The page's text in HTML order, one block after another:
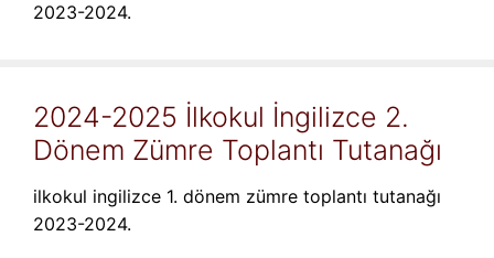
2023-2024.
2024-2025 İlkokul İngilizce 2.
Dönem Zümre Toplantı Tutanağı
ilkokul ingilizce 1. dönem zümre toplantı tutanağı
2023-2024.